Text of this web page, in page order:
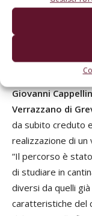
percepibili, sia a
essendo i secondi
maggiore
approfondimento
Giovanni
Verrazzano di
da subito creduto
realizzazione di
“Il percorso è
di studiare in
diversi da quelli
caratteristiche del